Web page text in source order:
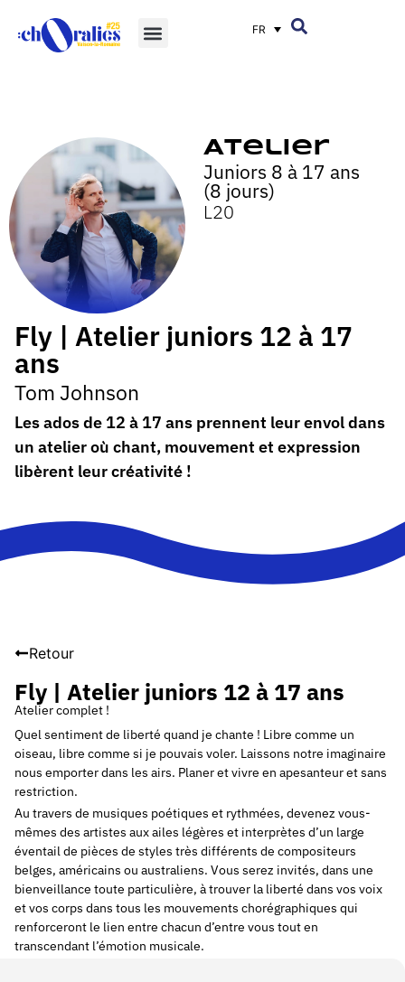
FR
Atelier
Juniors 8 à 17 ans
(8 jours)
L20
Fly | Atelier juniors 12 à 17
ans
Tom Johnson
Les ados de 12 à 17 ans prennent leur envol dans
un atelier où chant, mouvement et expression
libèrent leur créativité !
Retour
Fly | Atelier juniors 12 à 17 ans
Atelier complet !
Quel sentiment de liberté quand je chante ! Libre comme un
oiseau, libre comme si je pouvais voler. Laissons notre imaginaire
nous emporter dans les airs. Planer et vivre en apesanteur et sans
restriction.
Au travers de musiques poétiques et rythmées, devenez vous-
mêmes des artistes aux ailes légères et interprètes d’un large
éventail de pièces de styles très différents de compositeurs
belges, américains ou australiens. Vous serez invités, dans une
bienveillance toute particulière, à trouver la liberté dans vos voix
et vos corps dans tous les mouvements chorégraphiques qui
renforceront le lien entre chacun d’entre vous tout en
transcendant l’émotion musicale.